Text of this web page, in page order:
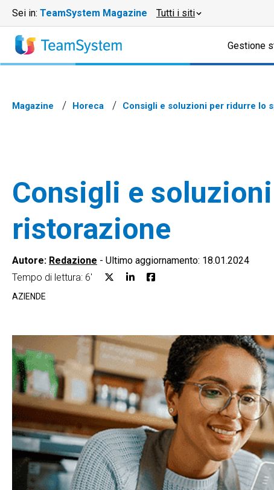
Sei in: TeamSystem Magazine Tutti i siti
Gestione
Magazine Horeca Consigli e soluzioni per ridurre lo
Consigli e
ristorazione
Autore: Redazione - Ultimo aggiornamento: 18.01.2024
Tempo di lettura: 6'
AZIENDE